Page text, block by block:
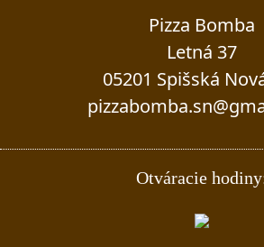
Pizza Bomba
Letná 37
05201 Spišská
Otváracie